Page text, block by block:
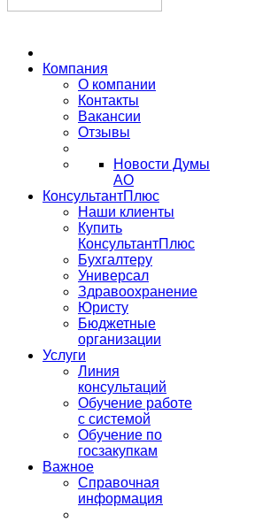
Компания
О компании
Контакты
Вакансии
Отзывы
Новости Думы
АО
КонсультантПлюс
Наши клиенты
Купить
КонсультантПлюс
Бухгалтеру
Универсал
Здравоохранение
Юристу
Бюджетные
организации
Услуги
Линия
консультаций
Обучение работе
с системой
Обучение по
госзакупкам
Важное
Справочная
информация